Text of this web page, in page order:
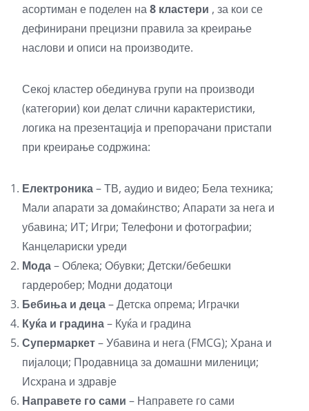
асортиман е поделен на8 кластери , за кои се
дефинирани прецизни правила за креирање
наслови и описи на производите.
Секој кластер обединува групи на производи
(категории) кои делат слични карактеристики,
логика на презентација и препорачани пристапи
при креирање содржина:
Електроника– ТВ, аудио и видео; Бела техника;
Мали апарати за домаќинство; Апарати за нега и
убавина; ИТ; Игри; Телефони и фотографии;
Канцелариски уреди
Мода– Облека; Обувки; Детски/бебешки
гардеробер; Модни додатоци
Бебиња и деца– Детска опрема; Играчки
Куќа и градина– Куќа и градина
Супермаркет– Убавина и нега (FMCG); Храна и
пијалоци; Продавница за домашни миленици;
Исхрана и здравје
Направете го сами – Направете го сами